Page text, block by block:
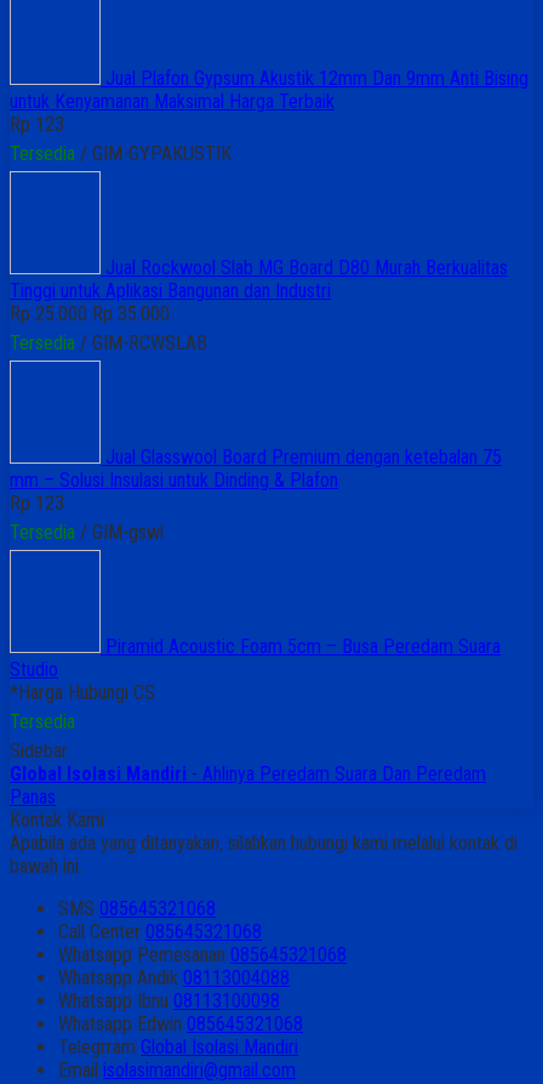
Jual Plafon Gypsum Akustik 12mm Dan 9mm Anti Bising
untuk Kenyamanan Maksimal Harga Terbaik
Rp 123
Tersedia / GIM-GYPAKUSTIK
Jual Rockwool Slab MG Board D80 Murah Berkualitas
Tinggi untuk Aplikasi Bangunan dan Industri
Rp 25.000 Rp 35.000
Tersedia / GIM-RCWSLAB
Jual Glasswool Board Premium dengan ketebalan 75
mm – Solusi Insulasi untuk Dinding & Plafon
Rp 123
Tersedia / GIM-gswl
Piramid Acoustic Foam 5cm – Busa Peredam Suara
Studio
*Harga Hubungi CS
Tersedia
Sidebar
Global Isolasi Mandiri - Ahlinya Peredam Suara Dan Peredam
Panas
Kontak Kami
Apabila ada yang ditanyakan, silahkan hubungi kami melalui kontak di
bawah ini.
SMS 085645321068
Call Center 085645321068
Whatsapp Pemesanan 085645321068
Whatsapp Andik 08113004088
Whatsapp Ibnu 08113100098
Whatsapp Edwin 085645321068
Telegrram Global Isolasi Mandiri
Email isolasimandiri@gmail.com